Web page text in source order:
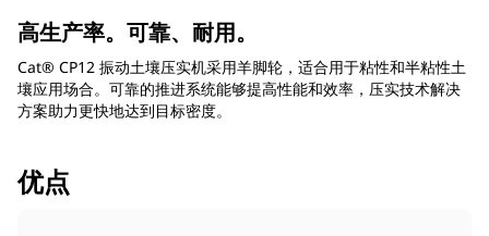
高生产率。可靠、耐用。
Cat® CP12 振动土壤压实机采用羊脚轮，适合用于粘性和半粘性土
壤应用场合。可靠的推进系统能够提高性能和效率，压实技术解决
方案助力更快地达到目标密度。
优点